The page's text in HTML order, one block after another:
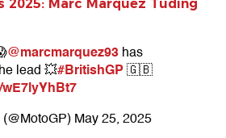
2025: Marc Marquez Tuding
@marcmarquez93has
lead 💥#BritishGP🇬🇧
May 25, 2025